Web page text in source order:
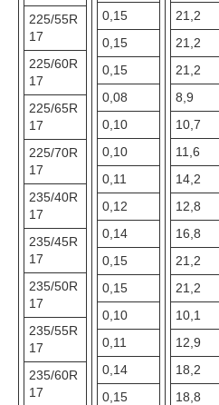
225/55R
17
225/60R
17
225/65R
17
225/70R
17
235/40R
17
235/45R
17
235/50R
17
235/55R
17
235/60R
17
0,15
0,15
0,15
0,08
0,10
0,10
0,11
0,12
0,14
0,15
0,15
0,10
0,11
0,14
0,15
21,2
21,2
21,2
8,9
10,7
11,6
14,2
12,8
16,8
21,2
21,2
10,1
12,9
18,2
18,8